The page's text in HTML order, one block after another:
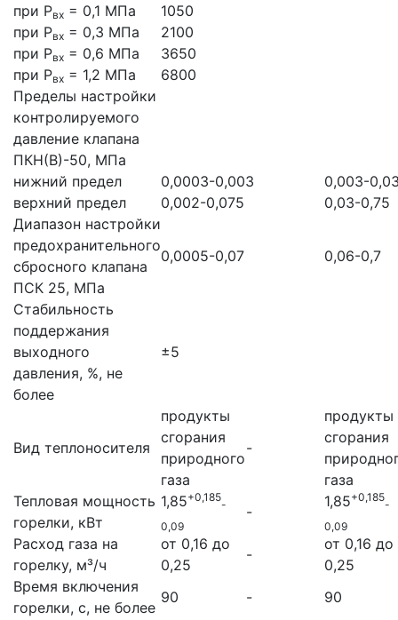
при Рвх = 0,1 МПа
1050
при Рвх = 0,3 МПа
2100
при Рвх = 0,6 МПа
3650
при Рвх = 1,2 МПа
6800
Пределы настройки
контролируемого
давление клапана
ПКН(В)-50, МПа
нижний предел
0,0003-0,003
0,003-
верхний предел
0,002-0,075
0,03-0,75
Диапазон настройки
предохранительного
сбросного клапана
ПСК 25, МПа
0,0005-0,07 0,06-0,7
Стабильность
поддержания
выходного
давления, %, не
более
±5
Вид теплоносителя
продукты
сгорания
природного
газа
-
продукты
сгорания
газа
Тепловая мощность
горелки, кВт
1,85+0,185
-
0,09
-
1,85+0,185
-
0,09
Расход газа на
горелку, м³/ч
от 0,16 до
0,25
-
от 0,16 до
0,25
Время включения
горелки, с, не более
90 - 90